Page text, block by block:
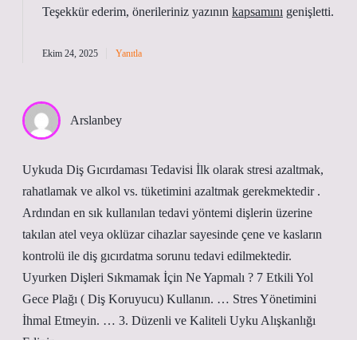
Teşekkür ederim, önerileriniz yazının kapsamını genişletti.
Ekim 24, 2025 Yanıtla
Arslanbey
Uykuda Diş Gıcırdaması Tedavisi İlk olarak stresi azaltmak,
rahatlamak ve alkol vs. tüketimini azaltmak gerekmektedir .
Ardından en sık kullanılan tedavi yöntemi dişlerin üzerine
takılan atel veya oklüzar cihazlar sayesinde çene ve kasların
kontrolü ile diş gıcırdatma sorunu tedavi edilmektedir.
Uyurken Dişleri Sıkmamak İçin Ne Yapmalı ? 7 Etkili Yol
Gece Plağı ( Diş Koruyucu) Kullanın. … Stres Yönetimini
İhmal Etmeyin. … 3. Düzenli ve Kaliteli Uyku Alışkanlığı